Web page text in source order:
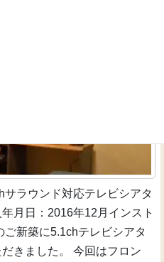
ラウンド対応テレビシアタ
月日：2016年12月インスト
新築に5.1chテレビシアタ
きました。 今回はフロン